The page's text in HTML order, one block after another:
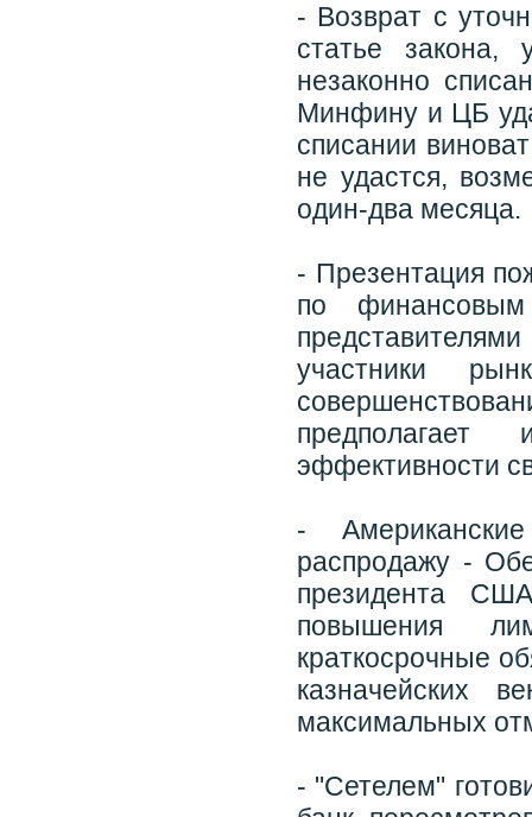
- Возврат с
статье закона,
незаконно
Минфину и ЦБ
списании
не удастся,
один-два месяца.
- Презентация
по
участники
предполагает
эффективности
-
распродажу -
президента
повышения
краткосрочные
казначейских
максимальных
- "Сетелем"